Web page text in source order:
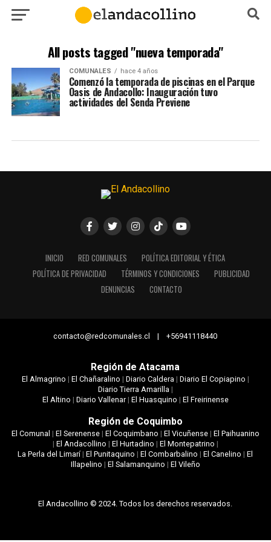
All posts tagged "nueva temporada"
COMUNALES hace 4 años
Comenzó la temporada de piscinas en el Parque
Oasis de Andacollo: Inauguración tuvo
actividades del Senda Previene
INICIO RED COMUNALES
POLÍTICA EDITORIAL Y ÉTICA
POLÍTICA DE PRIVACIDAD
TÉRMINOS Y CONDICIONES
PUBLICIDAD
DENUNCIAS
CONTACTO
contacto@redcomunales.cl | +56941118440
Región de Atacama
El Almagrino | El Chañaralino | Diario Caldera| Diario El Copiapino |
Diario Tierra Amarilla|
El Altino | Diario Vallenar| El Huasquino | El Freirinense
Región de Coquimbo
El Comunal | El Serenense| El Coquimbano | El Vicuñense| El Paihuanino
| El Andacollino | El Hurtadino | El Montepatrino |
La Perla del Limarí|El Punitaquino |El Combarbalino |El Canelino |El
Illapelino | El Salamanquino | El Vileño
El Andacollino © 2024. Todos los derechos reservados.